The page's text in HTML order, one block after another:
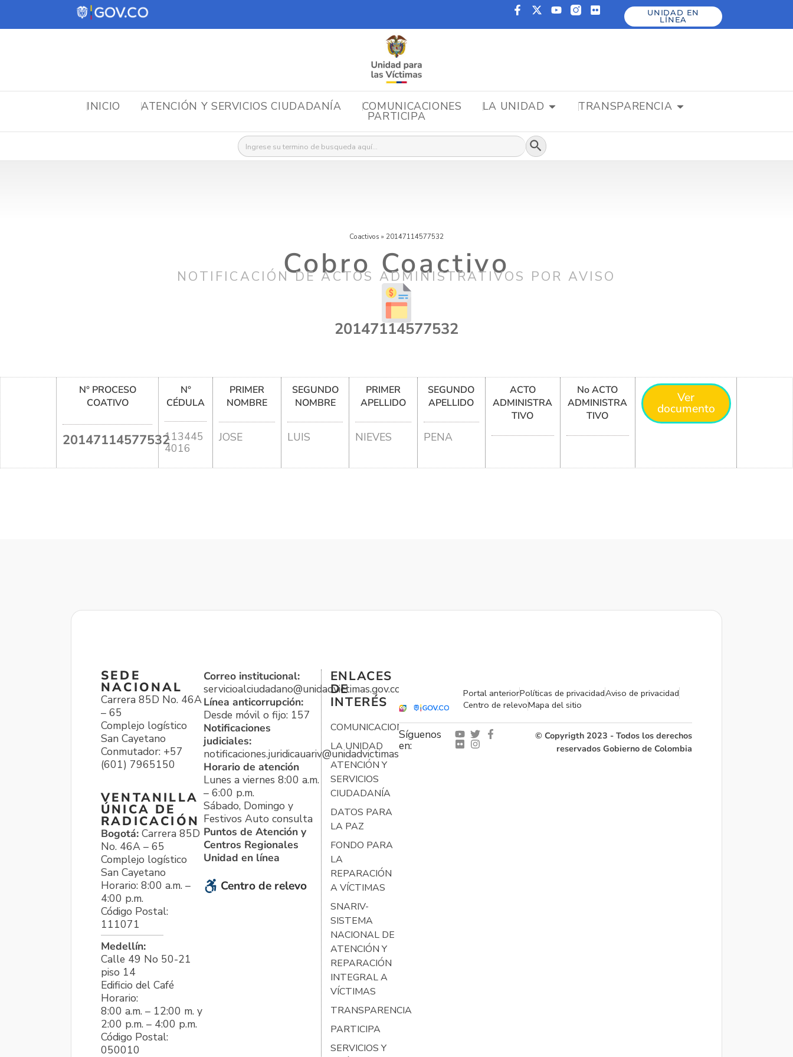
UNIDAD EN
LÍNEA
INICIO ATENCIÓN Y SERVICIOS CIUDADANÍA COMUNICACIONES LA UNIDAD TRANSPARENCIA
PARTICIPA
Buscar: Botón de búsqueda
Coactivos » 20147114577532
Cobro Coactivo
NOTIFICACIÓN DE ACTOS ADMINISTRATIVOS POR AVISO
20147114577532
N° PROCESO
COATIVO
20147114577532
N°
CÉDULA
113445
4016
PRIMER
NOMBRE
JOSE
SEGUNDO
NOMBRE
LUIS
PRIMER
APELLIDO
NIEVES
SEGUNDO
APELLIDO
PENA
ACTO
ADMINISTRA
TIVO
No ACTO
ADMINISTRA
TIVO
Ver
documento
SEDE
NACIONAL
Carrera 85D No. 46A
– 65
Complejo logístico
San Cayetano
Conmutador: +57
(601) 7965150
VENTANILLA
ÚNICA DE
RADICACIÓN
Bogotá: Carrera 85D
No. 46A – 65
Complejo logístico
San Cayetano
Horario: 8:00 a.m. –
4:00 p.m.
Código Postal:
111071
Medellín:
Calle 49 No 50-21
piso 14
Edificio del Café
Horario:
8:00 a.m. – 12:00 m. y
2:00 p.m. – 4:00 p.m.
Código Postal:
050010
Correo institucional:
servicioalciudadano@unidadvictimas.gov.co
Línea anticorrupción:
Desde móvil o fijo: 157
Notificaciones
judiciales:
notificaciones.juridicauariv@unidadvictimas.gov.co
Horario de atención
Lunes a viernes 8:00 a.m.
– 6:00 p.m.
Sábado, Domingo y
Festivos Auto consulta
Puntos de Atención y
Centros Regionales
Unidad en línea
Centro de relevo
ENLACES
DE
INTERÉS
COMUNICACIONES
LA UNIDAD
ATENCIÓN Y
SERVICIOS
CIUDADANÍA
DATOS PARA
LA PAZ
FONDO PARA
LA
REPARACIÓN
A VÍCTIMAS
SNARIV-
SISTEMA
NACIONAL DE
ATENCIÓN Y
REPARACIÓN
INTEGRAL A
VÍCTIMAS
TRANSPARENCIA
PARTICIPA
SERVICIOS Y
Portal anteriorPolíticas de privacidadAviso de privacidad
Centro de relevoMapa del sitio
Síguenos
en:
© Copyrigth 2023 - Todos los derechos
reservados Gobierno de Colombia